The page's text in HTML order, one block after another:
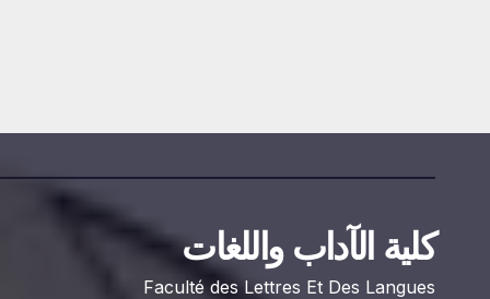
كلية الآداب واللغات
Faculté des Lettres Et Des Langues